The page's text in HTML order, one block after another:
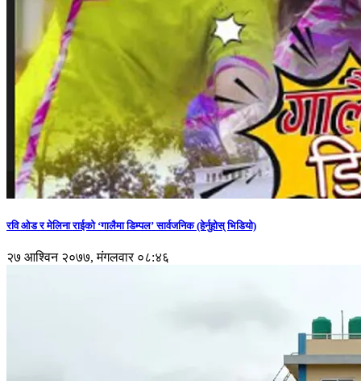
रवि ओड र मेलिना राईको ‘गालैमा डिम्पल’ सार्वजनिक (हेर्नुहोस् भिडियो)
२७ आश्विन २०७७, मंगलवार ०८:४६